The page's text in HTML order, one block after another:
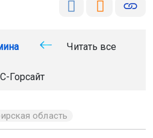
Читать все
Горсайт
область